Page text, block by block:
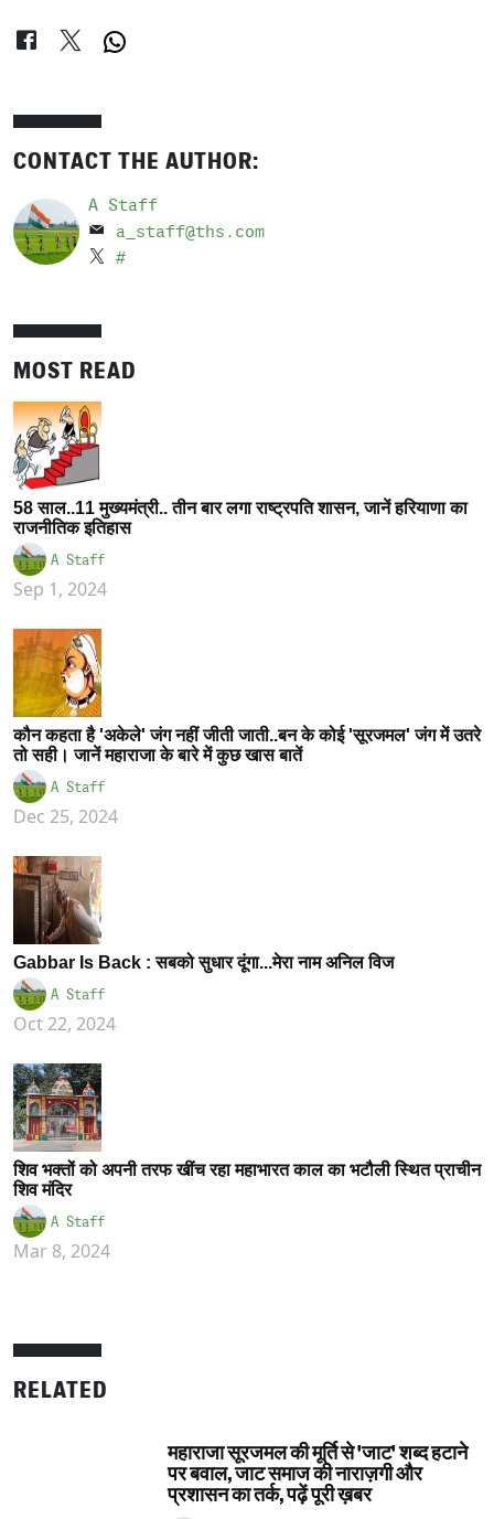
CONTACT THE AUTHOR:
A Staff
a_staff@ths.com
#
MOST READ
58 साल..11 मुख्यमंत्री.. तीन बार लगा राष्ट्रपति शासन, जानें हरियाणा का
राजनीतिक इतिहास
A Staff
Sep 1, 2024
कौन कहता है 'अकेले' जंग नहीं जीती जाती..बन के कोई 'सूरजमल' जंग में उतरे
तो सही। जानें महाराजा के बारे में कुछ खास बातें
A Staff
Dec 25, 2024
Gabbar Is Back : सबको सुधार दूंगा...मेरा नाम अनिल विज
A Staff
Oct 22, 2024
शिव भक्तों को अपनी तरफ खींच रहा महाभारत काल का भटौली स्थित प्राचीन
शिव मंदिर
A Staff
Mar 8, 2024
RELATED
महाराजा सूरजमल की मूर्ति से 'जाट' शब्द हटाने
पर बवाल, जाट समाज की नाराज़गी और
प्रशासन का तर्क, पढ़ें पूरी ख़बर